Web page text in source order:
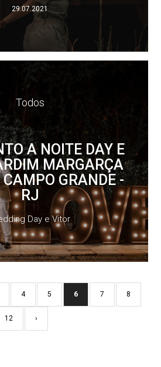
29.07.2021
Todos
A NOITE DAY E
MARGARÇA
GRANDE -
RJ
Day e Vitor
4 5 6 7 8
12 ›